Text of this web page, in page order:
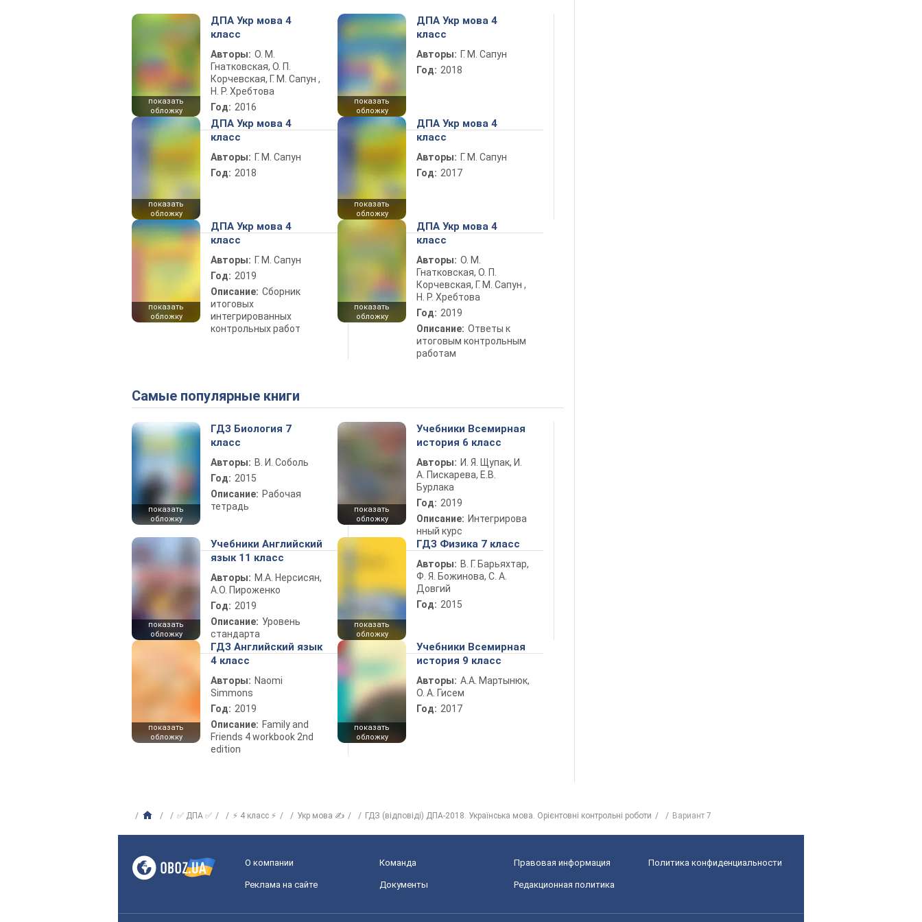
показать
обложку
ДПА Укр мова 4
класс
Авторы: О. М.
Гнатковская, О. П.
Корчевская, Г. М. Сапун ,
Н. Р. Хребтова
Год: 2016
показать
обложку
ДПА Укр мова 4
класс
Авторы: Г. М. Сапун
Год: 2018
показать
обложку
ДПА Укр мова 4
класс
Авторы: Г. М. Сапун
Год: 2018
показать
обложку
ДПА Укр мова 4
класс
Авторы: Г. М. Сапун
Год: 2017
показать
обложку
ДПА Укр мова 4
класс
Авторы: Г. М. Сапун
Год: 2019
Описание: Сборник
итоговых
интегрированных
контрольных работ
показать
обложку
ДПА Укр мова 4
класс
Авторы: О. М.
Гнатковская, О. П.
Корчевская, Г. М. Сапун ,
Н. Р. Хребтова
Год: 2019
Описание: Ответы к
итоговым контрольным
работам
Самые популярные книги
показать
обложку
ГДЗ Биология 7
класс
Авторы: В. И. Соболь
Год: 2015
Описание: Рабочая
тетрадь
показать
обложку
Учебники Всемирная
история 6 класс
Авторы: И. Я. Щупак, И.
А. Пискарева, Е.В.
Бурлака
Год: 2019
Описание: Интегрирова
нный курс
показать
обложку
Учебники Английский
язык 11 класс
Авторы: М.А. Нерсисян,
А.О. Пироженко
Год: 2019
Описание: Уровень
стандарта
показать
обложку
ГДЗ Физика 7 класс
Авторы: В. Г. Барьяхтар,
Ф. Я. Божинова, С. А.
Довгий
Год: 2015
показать
обложку
ГДЗ Английский язык
4 класс
Авторы: Naomi
Simmons
Год: 2019
Описание: Family and
Friends 4 workbook 2nd
edition
показать
обложку
Учебники Всемирная
история 9 класс
Авторы: А.А. Мартынюк,
О. А. Гисем
Год: 2017
✅ ДПА ✅ ⚡ 4 класс ⚡ Укр мова ✍ ГДЗ (відповіді) ДПА-2018. Українська мова. Орієнтовні контрольні роботи Вариант 7
О компании Команда Правовая информация Политика конфиденциальности
Реклама на сайте Документы Редакционная политика